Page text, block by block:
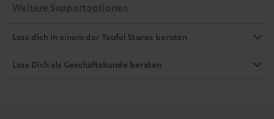
Weitere Supportoptionen
Lass dich in einem der Teufel Stores beraten
Lass Dich als Geschäftskunde beraten